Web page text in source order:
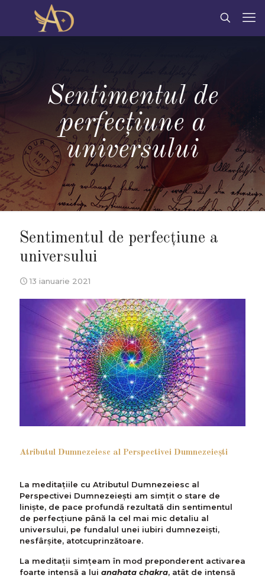
Sentimentul de
perfecțiune a
universului
Sentimentul de perfecțiune a
universului
13 ianuarie 2021
Atributul Dumnezeiesc al Perspectivei Dumnezeieşti
La meditaţiile cu Atributul Dumnezeiesc al
Perspectivei Dumnezeieşti am simțit o stare de
linişte, de pace profundă rezultată din sentimentul
de perfecțiune până la cel mai mic detaliu al
universului, pe fundalul unei iubiri dumnezeiști,
nesfârşite, atotcuprinzătoare.
La meditații simțeam în mod preponderent activarea
foarte intensă a lui anahata chakra, atât de intensă